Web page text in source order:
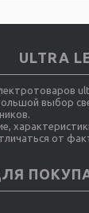
ULTRA
выбор
от